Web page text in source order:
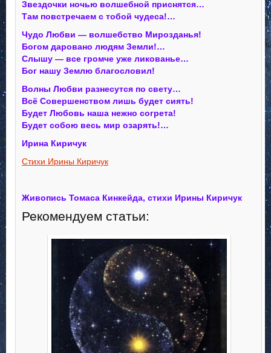
Звездочки ночью волшебной приснятся…
Там повстречаем с тобой чудеса!…
Чудо Любви — волшебство Мирозданья!
Богом даровано людям Земли!…
Слышу — все громче уже ликованье…
Бог нашу Землю благословил!
Волны Любви разнесутся по свету…
Всё Совершенством лишь будет сиять!
Будет Любовь наша нежно согрета!
Будет собою весь мир озарять!…
Ирина Киричук
Стихи Ирины Киричук
Живопись Томаса Кинкейда, стихи Ирины Киричук
Рекомендуем статьи: